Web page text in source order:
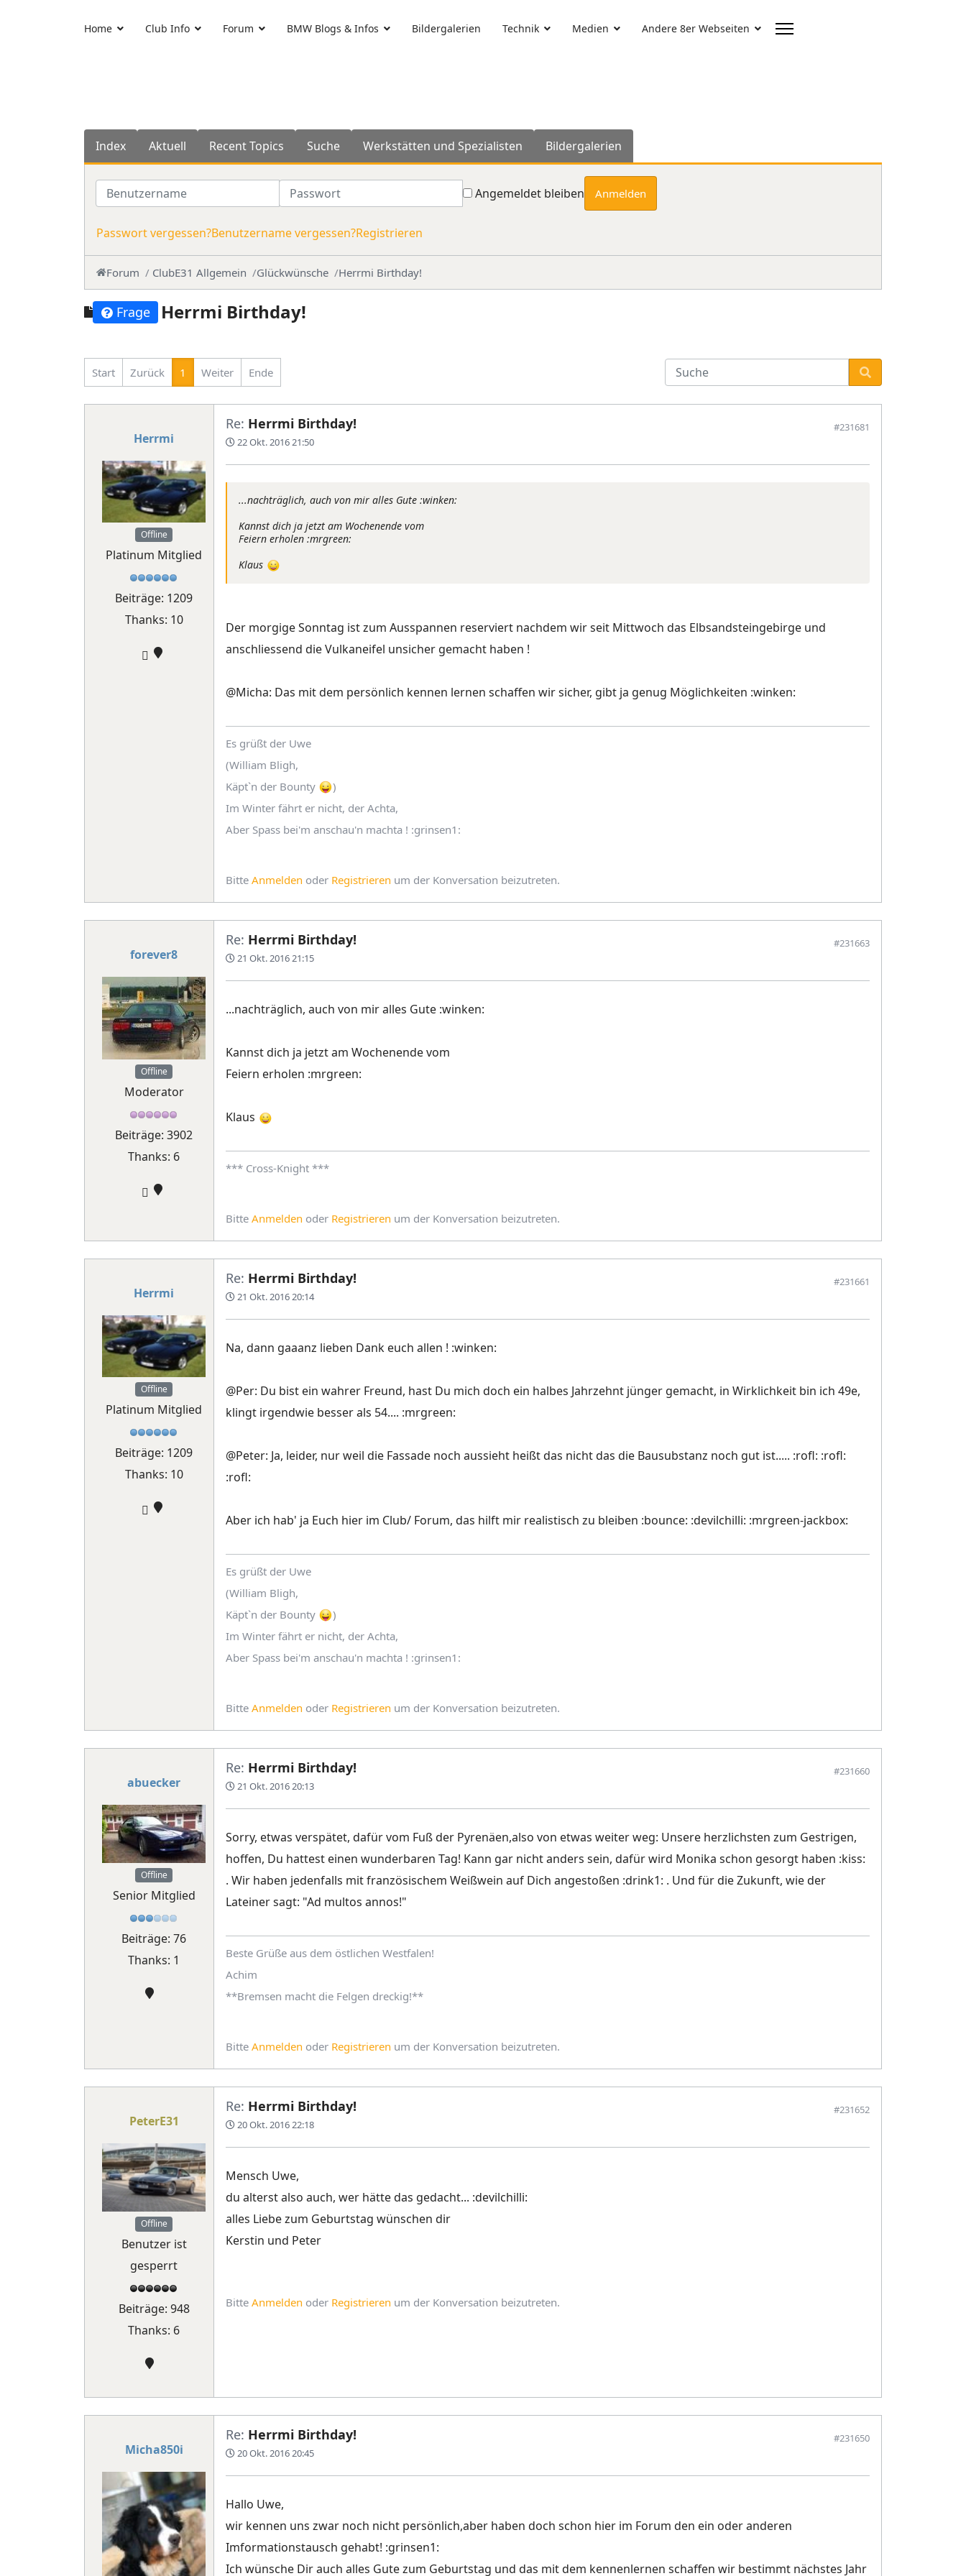
Home Club Info Forum BMW Blogs & Infos Bildergalerien Technik Medien Andere 8er Webseiten
Index Aktuell Recent Topics Suche Werkstätten und Spezialisten Bildergalerien
Benutzername Passwort Angemeldet bleiben Anmelden
Passwort vergessen?Benutzername vergessen?Registrieren
Forum ClubE31 Allgemein Glückwünsche Herrmi Birthday!
Frage Herrmi Birthday!
Start Zurück 1 Weiter Ende
Herrmi
Offline
Platinum Mitglied
Beiträge: 1209
Thanks: 10
Re: Herrmi Birthday!
22 Okt. 2016 21:50
#231681
...nachträglich, auch von mir alles Gute :winken:
Kannst dich ja jetzt am Wochenende vom
Feiern erholen :mrgreen:
Klaus
Der morgige Sonntag ist zum Ausspannen reserviert nachdem wir seit Mittwoch das Elbsandsteingebirge und
anschliessend die Vulkaneifel unsicher gemacht haben !
@Micha: Das mit dem persönlich kennen lernen schaffen wir sicher, gibt ja genug Möglichkeiten :winken:
Es grüßt der Uwe
(William Bligh,
Käpt`n der Bounty
)
Im Winter fährt er nicht, der Achta,
Aber Spass bei'm anschau'n machta ! :grinsen1:
Bitte Anmelden oder Registrieren um der Konversation beizutreten.
forever8
Offline
Moderator
Beiträge: 3902
Thanks: 6
Re: Herrmi Birthday!
21 Okt. 2016 21:15
#231663
...nachträglich, auch von mir alles Gute :winken:
Kannst dich ja jetzt am Wochenende vom
Feiern erholen :mrgreen:
Klaus
*** Cross-Knight ***
Bitte Anmelden oder Registrieren um der Konversation beizutreten.
Herrmi
Offline
Platinum Mitglied
Beiträge: 1209
Thanks: 10
Re: Herrmi Birthday!
21 Okt. 2016 20:14
#231661
Na, dann gaaanz lieben Dank euch allen ! :winken:
@Per: Du bist ein wahrer Freund, hast Du mich doch ein halbes Jahrzehnt jünger gemacht, in Wirklichkeit bin ich 49e,
klingt irgendwie besser als 54.... :mrgreen:
@Peter: Ja, leider, nur weil die Fassade noch aussieht heißt das nicht das die Bausubstanz noch gut ist..... :rofl: :rofl:
:rofl:
Aber ich hab' ja Euch hier im Club/ Forum, das hilft mir realistisch zu bleiben :bounce: :devilchilli: :mrgreen-jackbox:
Es grüßt der Uwe
(William Bligh,
Käpt`n der Bounty
)
Im Winter fährt er nicht, der Achta,
Aber Spass bei'm anschau'n machta ! :grinsen1:
Bitte Anmelden oder Registrieren um der Konversation beizutreten.
abuecker
Offline
Senior Mitglied
Beiträge: 76
Thanks: 1
Re: Herrmi Birthday!
21 Okt. 2016 20:13
#231660
Sorry, etwas verspätet, dafür vom Fuß der Pyrenäen,also von etwas weiter weg: Unsere herzlichsten zum Gestrigen,
hoffen, Du hattest einen wunderbaren Tag! Kann gar nicht anders sein, dafür wird Monika schon gesorgt haben :kiss:
. Wir haben jedenfalls mit französischem Weißwein auf Dich angestoßen :drink1: . Und für die Zukunft, wie der
Lateiner sagt: "Ad multos annos!"
Beste Grüße aus dem östlichen Westfalen!
Achim
**Bremsen macht die Felgen dreckig!**
Bitte Anmelden oder Registrieren um der Konversation beizutreten.
PeterE31
Offline
Benutzer ist
gesperrt
Beiträge: 948
Thanks: 6
Re: Herrmi Birthday!
20 Okt. 2016 22:18
#231652
Mensch Uwe,
du alterst also auch, wer hätte das gedacht... :devilchilli:
alles Liebe zum Geburtstag wünschen dir
Kerstin und Peter
Bitte Anmelden oder Registrieren um der Konversation beizutreten.
Micha850i
Re: Herrmi Birthday!
20 Okt. 2016 20:45
#231650
Hallo Uwe,
wir kennen uns zwar noch nicht persönlich,aber haben doch schon hier im Forum den ein oder anderen
Imformationstausch gehabt! :grinsen1:
Ich wünsche Dir auch alles Gute zum Geburtstag und das mit dem kennenlernen schaffen wir bestimmt nächstes Jahr